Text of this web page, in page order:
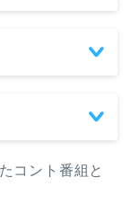
コント番組と